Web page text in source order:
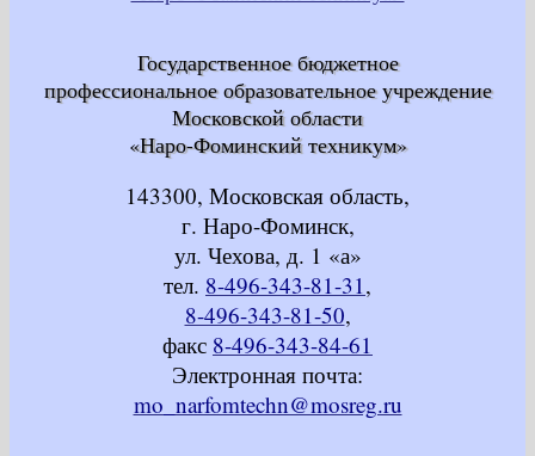
Государственное бюджетное
профессиональное образовательное учреждение
Московской области
«Наро-Фоминский техникум»
143300, Московская область,
г. Наро-Фоминск,
ул. Чехова, д. 1 «а»
тел. 8-496-343-81-31,
8-496-343-81-50,
факс 8-496-343-84-61
Электронная почта:
mo_narfomtechn@mosreg.ru